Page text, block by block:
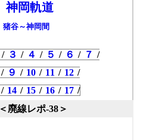
神岡軌道
猪谷～神岡間
/ ３ / ４ / ５ / ６ / ７ /
/ ９ / 10 / 11 / 12 /
/ 14 / 15 / 16 / 17 /
＜廃線レポ-38＞